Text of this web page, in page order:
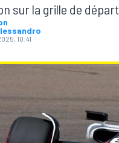
sur la grille de
10:41